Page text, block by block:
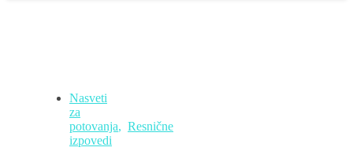
Nasveti
za
potovanja, Resnične
izpovedi